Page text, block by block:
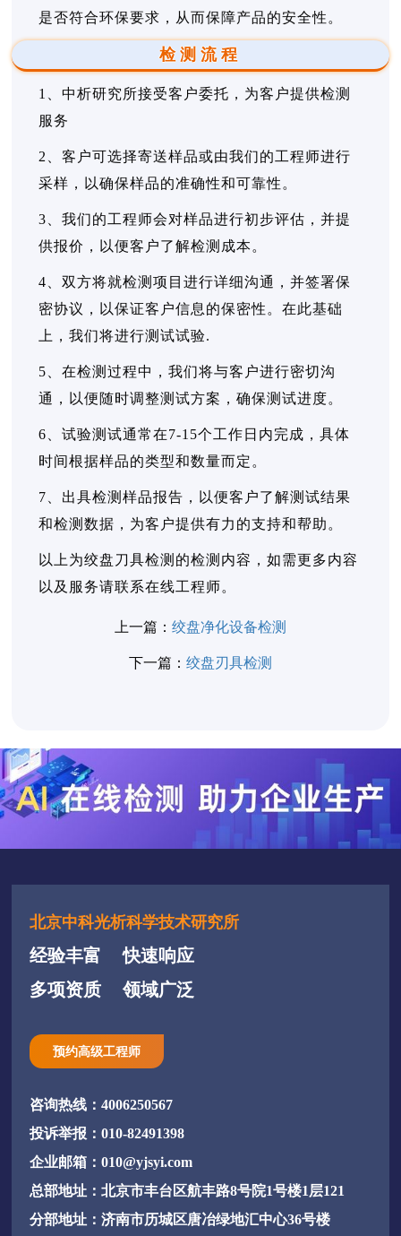
是否符合环保要求，从而保障产品的安全性。
检测流程
1、中析研究所接受客户委托，为客户提供检测
服务
2、客户可选择寄送样品或由我们的工程师进行
采样，以确保样品的准确性和可靠性。
3、我们的工程师会对样品进行初步评估，并提
供报价，以便客户了解检测成本。
4、双方将就检测项目进行详细沟通，并签署保
密协议，以保证客户信息的保密性。在此基础
上，我们将进行测试试验.
5、在检测过程中，我们将与客户进行密切沟
通，以便随时调整测试方案，确保测试进度。
6、试验测试通常在7-15个工作日内完成，具体
时间根据样品的类型和数量而定。
7、出具检测样品报告，以便客户了解测试结果
和检测数据，为客户提供有力的支持和帮助。
以上为绞盘刀具检测的检测内容，如需更多内容
以及服务请联系在线工程师。
上一篇： 绞盘净化设备检测
下一篇： 绞盘刃具检测
北京中科光析科学技术研究所
经验丰富
快速响应
多项资质
领域广泛
预约高级工程师
咨询热线：4006250567
投诉举报：010-82491398
企业邮箱：010@yjsyi.com
总部地址：北京市丰台区航丰路8号院1号楼1层121
分部地址：济南市历城区唐冶绿地汇中心36号楼